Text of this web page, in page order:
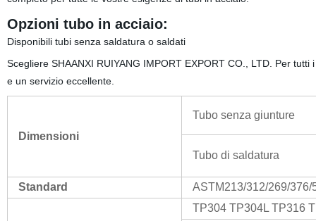
Opzioni tubo in acciaio:
Disponibili tubi senza saldatura o saldati
Scegliere SHAANXI RUIYANG IMPORT EXPORT CO., LTD. Per
e un servizio eccellente.
Dimensioni
Tubo senza giunture
Tubo di saldatura
Standard ASTM213/312/269/376/
TP304 TP304L TP316